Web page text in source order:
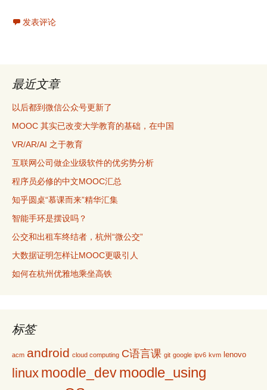
发表评论
最近文章
以后都到微信公众号更新了
MOOC 其实已改变大学教育的基础，在中国
VR/AR/AI 之于教育
互联网公司做企业级软件的优劣势分析
程序员必修的中文MOOC汇总
知乎圆桌“慕课而来”精华汇集
智能手环是摆设吗？
公交和出租车终结者，杭州“微公交”
大数据证明怎样让MOOC更吸引人
如何在杭州优雅地乘坐高铁
标签
acm android cloud computing C语言课 git google ipv6 kvm lenovo
linux moodle_devmoodle_using